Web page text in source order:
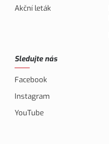
Akční leták
Sledujte nás
Facebook
Instagram
YouTube